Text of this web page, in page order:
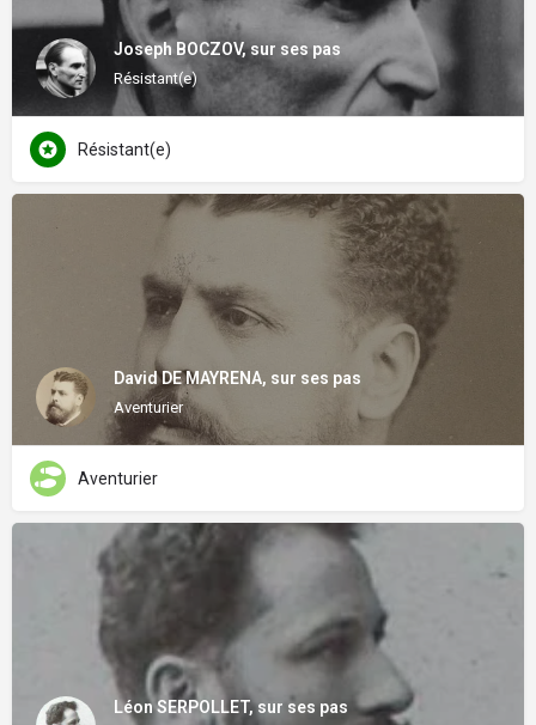
Joseph BOCZOV, sur ses pas
Résistant(e)
Résistant(e)
David DE MAYRENA, sur ses pas
Aventurier
Aventurier
Léon SERPOLLET, sur ses pas